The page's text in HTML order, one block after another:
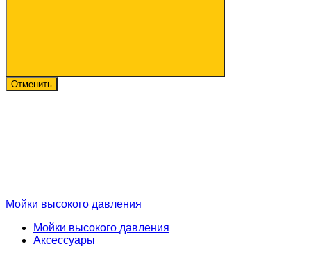
Отменить
Мойки высокого давления
Мойки высокого давления
Аксессуары